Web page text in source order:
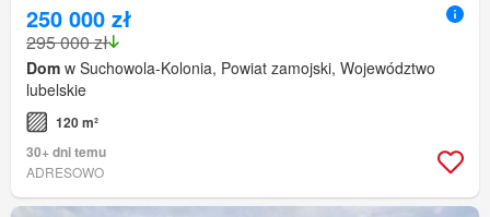
250 000 zł
295 000 zł
Dom w Suchowola-Kolonia, Powiat zamojski, Województwo
lubelskie
120 m²
30+ dni temu
ADRESOWO